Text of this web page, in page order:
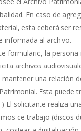
el Archivo
En caso de
esta deberá ser
informada al archivo.
formulario, la persona
archivos
una relación
Esta puede
El solicitante realiza
de trabajo (discos